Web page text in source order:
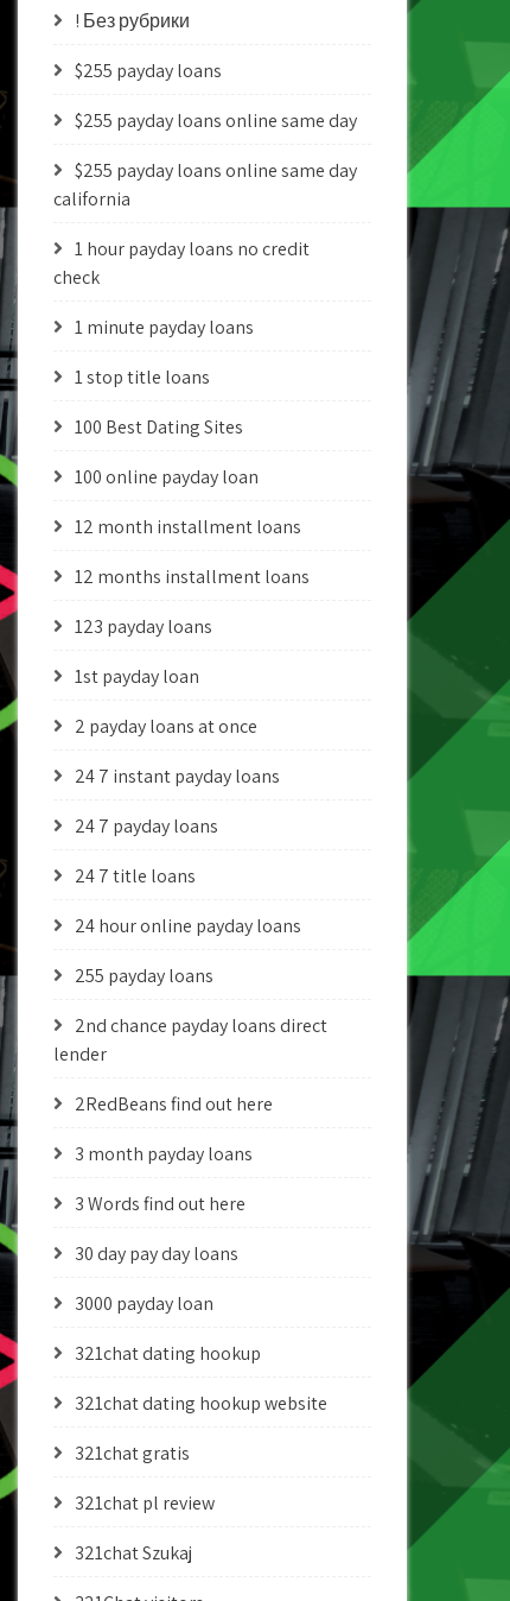
! Без рубрики
$255 payday loans
$255 payday loans online same day
$255 payday loans online same day
california
1 hour payday loans no credit
check
1 minute payday loans
1 stop title loans
100 Best Dating Sites
100 online payday loan
12 month installment loans
12 months installment loans
123 payday loans
1st payday loan
2 payday loans at once
24 7 instant payday loans
24 7 payday loans
24 7 title loans
24 hour online payday loans
255 payday loans
2nd chance payday loans direct
lender
2RedBeans find out here
3 month payday loans
3 Words find out here
30 day pay day loans
3000 payday loan
321chat dating hookup
321chat dating hookup website
321chat gratis
321chat pl review
321chat Szukaj